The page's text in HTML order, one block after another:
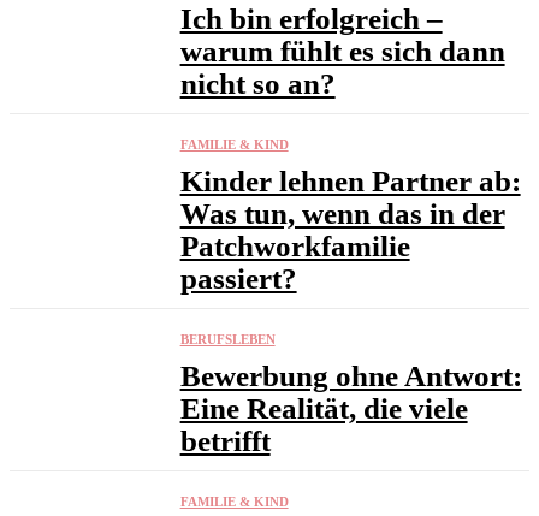
Ich bin erfolgreich –
warum fühlt es sich dann
nicht so an?
FAMILIE & KIND
Kinder lehnen Partner ab:
Was tun, wenn das in der
Patchworkfamilie
passiert?
BERUFSLEBEN
Bewerbung ohne Antwort:
Eine Realität, die viele
betrifft
FAMILIE & KIND